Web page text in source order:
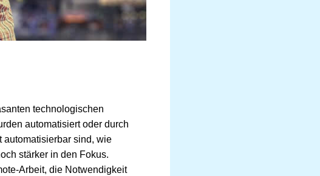
technologischen
automatisiert oder durch
automatisierbar sind, wie
stärker in den Fokus.
Arbeit, die Notwendigkeit